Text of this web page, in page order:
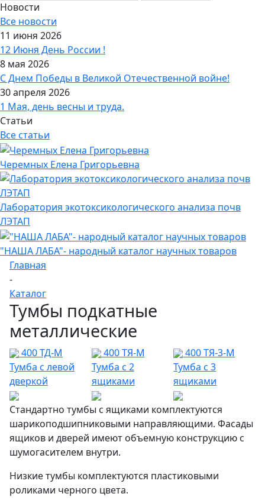
Новости
Все новости
11 июня 2026
12 Июня День России !
8 мая 2026
С Днем Победы в Великой Отечественной войне!
30 апреля 2026
1 Мая, день весны и труда.
Статьи
Все статьи
Черемных Елена Григорьевна
Лаборатория экотоксикологического анализа почв
ЛЭТАП
"НАША ЛАБА"- народный каталог научных товаров
Главная
-
Каталог
Тумбы подкатные
металлические
400 ТД-М
Тумба с левой
дверкой
400 ТЯ-М
Тумба с 2
ящиками
400 ТЯ-3-М
Тумба с 3
ящиками
Стандартно тумбы с ящиками комплектуются
шарикоподшипниковыми направляющими. Фасады
ящиков и дверей имеют объемную конструкцию с
шумогасителем внутри.
Низкие тумбы комплектуются пластиковыми
роликами черного цвета.